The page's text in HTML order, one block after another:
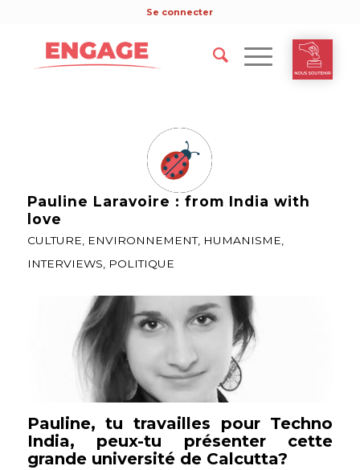
Se connecter
Pauline Laravoire : from India with
love
CULTURE ENVIRONNEMENT, HUMANISME
INTERVIEWS
POLITIQUE
Pauline, tu travailles pour Techno
India, peux-tu présenter cette
grande université de Calcutta?